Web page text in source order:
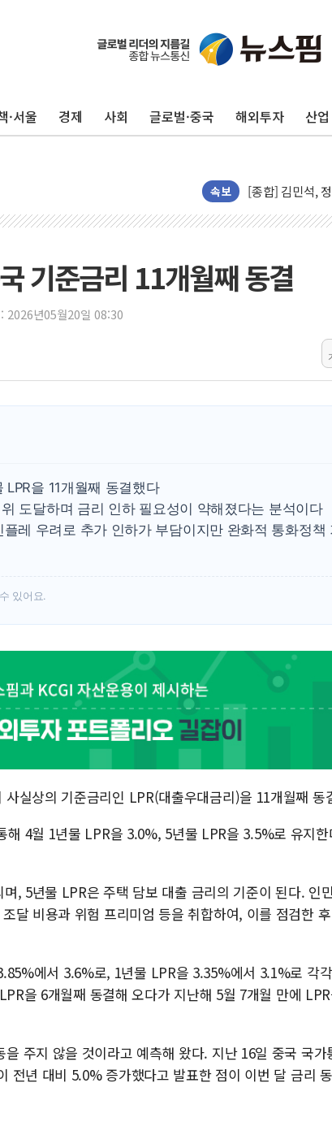
·서울 경제 사회 글로벌·중국 해외투자 산업
속보
포항시 재난예
울진·영덕 '호
인천 합동연설
김민석, 2주차
[속보] 민주, 제
[속보] 민주, 인
[속보] 민주,
이번주 국내 주
美, 이란전 출
강릉·동해·삼
폐기물 수거하
서울 중랑구
李대통령 "결
추미애, '위안부'
인천 선재도 갯
인천서 말다툼
'화합' 꺼낸 김
기준금리 11개월째 동결
2026년05월20일 08:30
LPR을 11개월째 동결했다
도달하며 금리 인하 필요성이 약해졌다는 분석이다
레 우려로 추가 인하가 부담이지만 완화적 통화정책
있어요.
실상의 기준금리인 LPR(대출우대금리)을 11개월째 동
해 4월 1년물 LPR을 3.0%, 5년물 LPR을 3.5%로 유지
, 5년물 LPR은 주택 담보 대출 금리의 기준이 된다. 인
달 비용과 위험 프리미엄 등을 취합하여, 이를 점검한
에서 3.6%로, 1년물 LPR을 3.35%에서 3.1%로 각각
을 6개월째 동결해 오다가 지난해 5월 7개월 만에
주지 않을 것이라고 예측해 왔다. 지난 16일 중국 국가
전년 대비 5.0% 증가했다고 발표한 점이 이번 달 금리